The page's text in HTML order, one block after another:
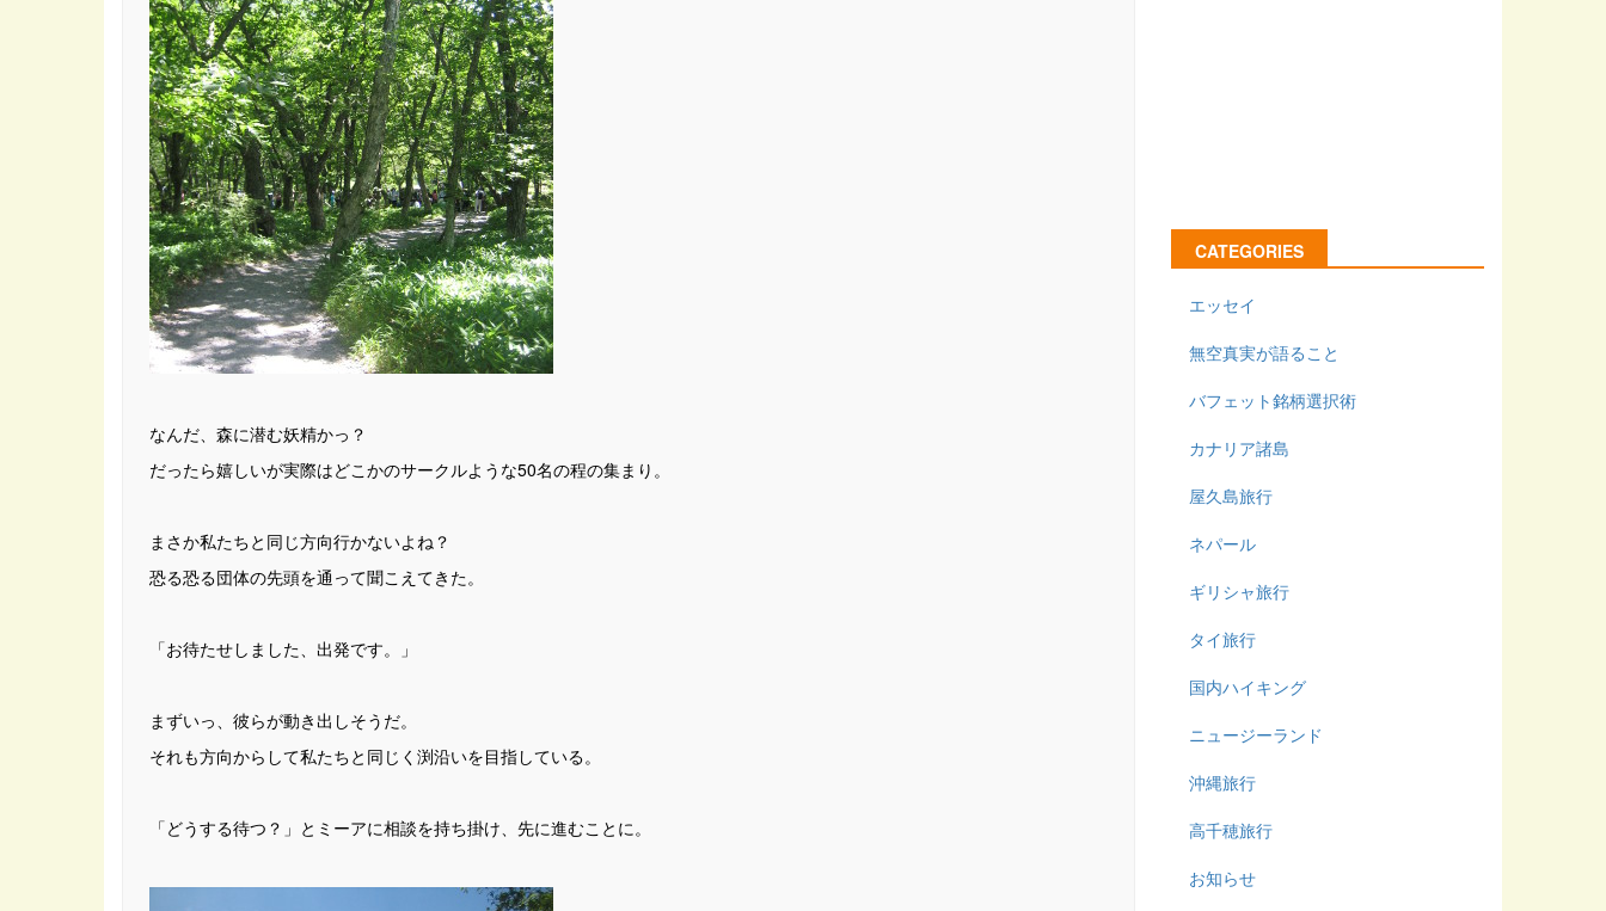
なんだ、森に潜む妖精かっ？
だったら嬉しいが実際はどこかのサークルような50名の程の集まり。
まさか私たちと同じ方向行かないよね？
恐る恐る団体の先頭を通って聞こえてきた。
「お待たせしました、出発です。」
まずいっ、彼らが動き出しそうだ。
それも方向からして私たちと同じく渕沿いを目指している。
「どうする待つ？」とミーアに相談を持ち掛け、先に進むことに。
CATEGORIES
エッセイ
無空真実が語ること
バフェット銘柄選択術
カナリア諸島
屋久島旅行
ネパール
ギリシャ旅行
タイ旅行
国内ハイキング
ニュージーランド
沖縄旅行
高千穂旅行
お知らせ